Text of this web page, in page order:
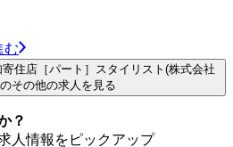
む
住店［パート］スタイリスト(株式会社
その他の求人を見る
？
人情報をピックアップ